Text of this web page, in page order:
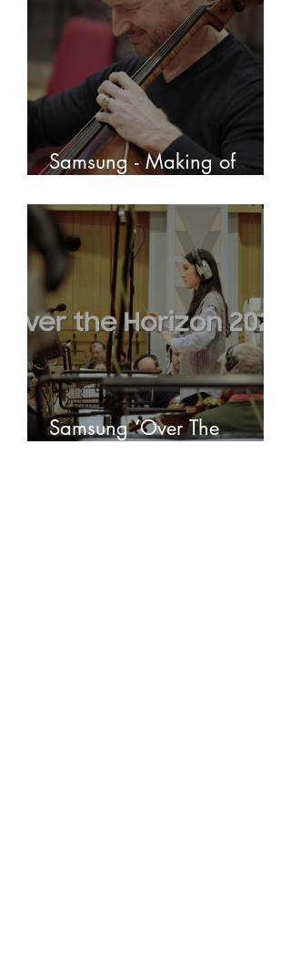
Samsung - Making of
Samsung ‘Over The